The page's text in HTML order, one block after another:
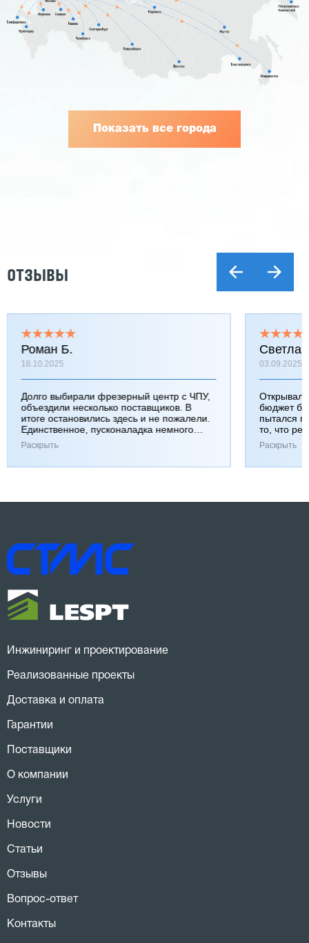
Показать все города
ОТЗЫВЫ
Роман Б.
18.10.2025
Долго выбирали фрезерный центр с ЧПУ,
объездили несколько поставщиков. В
итоге остановились здесь и не пожалели.
Единственное, пусконаладка немного
затянулась, но зато все сделали как надо.
Раскрыть
03.09.2025
бюджет
пытался
то, что
взяли, не
Раскрыть
Инжиниринг и проектирование
Реализованные проекты
Доставка и оплата
Гарантии
Поставщики
О компании
Услуги
Новости
Статьи
Отзывы
Вопрос-ответ
Контакты